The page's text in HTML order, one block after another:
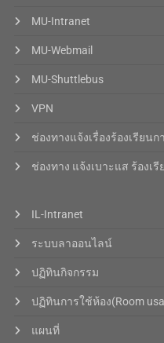
MU-Intranet
MU-Webmail
MU-Shuttlebus
VPN
ช่องทางแจ้งเรื่องร้องเรีย
ช่องทาง แจ้งเบาะแส ร้องเ
IL-Intranet
ระบบลาออนไลน์
ปฏิทินกิจกรรม
ปฏิทินการใช้ห้อง(Room
แผนที่